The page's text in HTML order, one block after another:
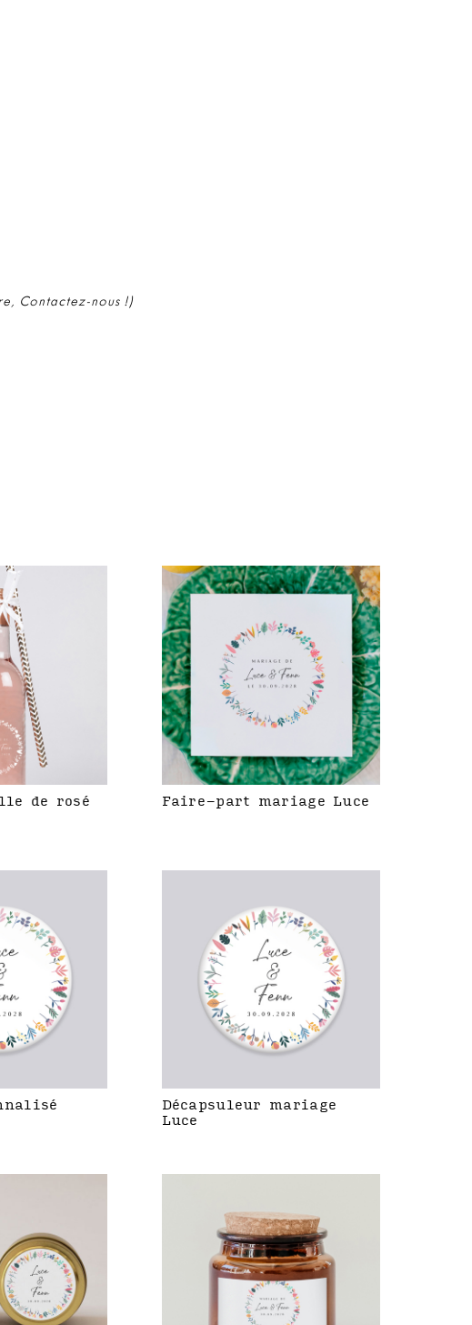
Contactez-nous !)
de rosé
Faire-part mariage Luce
Décapsuleur mariage
Luce